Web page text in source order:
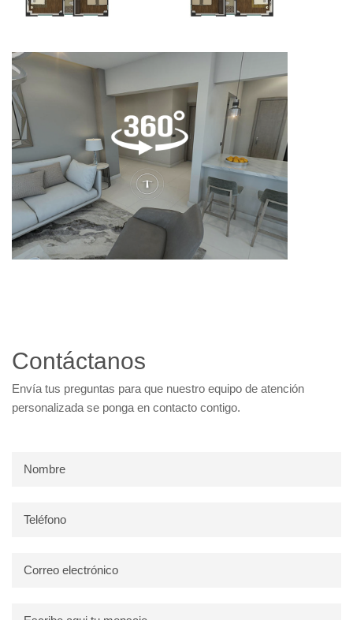
Contáctanos
Envía tus preguntas para que nuestro equipo de atención
personalizada se ponga en contacto contigo.